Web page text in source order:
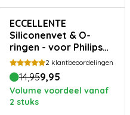
ECCELLENTE
Siliconenvet & O-
ringen - voor Philips
Saeco
2 klantbeoordelingen
14,959,95
Volume voordeel vanaf
2 stuks